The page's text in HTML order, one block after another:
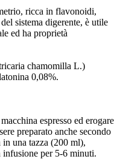
ricca in flavonoidi,
sistema digerente, è utile
ed ha proprietà
chamomilla L.)
0,08%.
espresso ed erogare
preparato anche secondo
una tazza (200 ml),
infusione per 5-6 minuti.